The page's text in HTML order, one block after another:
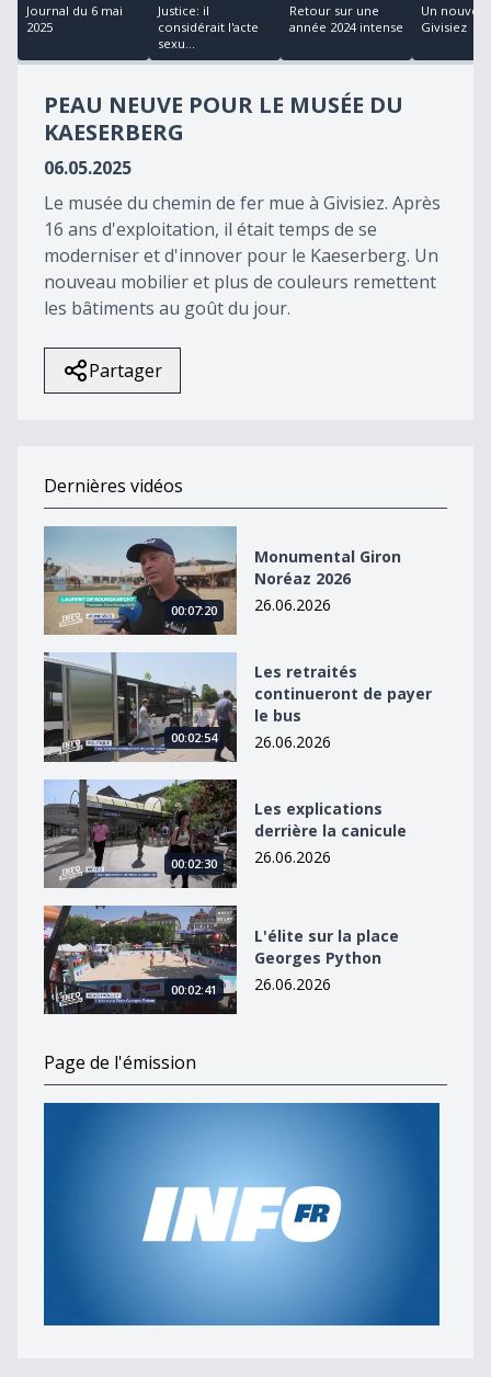
minutes,
18
Journal du 6 mai
2025
Justice: il
considérait l'acte
sexu...
Retour sur une
année 2024 intense
Un
Givisiez
PEAU NEUVE POUR LE MUSÉE DU
KAESERBERG
06.05.2025
Le musée du chemin de fer mue à Givisiez. Après
16 ans d'exploitation, il était temps de se
moderniser et d'innover pour le Kaeserberg. Un
nouveau mobilier et plus de couleurs remettent
les bâtiments au goût du jour.
Partager
Dernières vidéos
Monumental Giron Noréaz 2026
00:07:20
Monumental Giron
Noréaz 2026
26.06.2026
Les retraités continueront de payer le bus
00:02:54
Les retraités
continueront de payer
le bus
26.06.2026
Les explications derrière la canicule
00:02:30
Les explications
derrière la canicule
26.06.2026
L&#039;élite sur la place Georges Python
00:02:41
L'élite sur la place
Georges Python
26.06.2026
Page de l'émission